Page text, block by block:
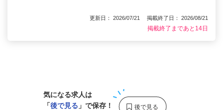
更新日： 2026/07/21 掲載終了日： 2026/08/21
掲載終了まであと14日
気になる求人は
「後で見る 」で保存！